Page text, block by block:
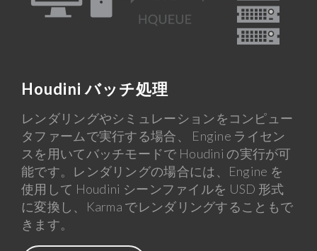
Houdini バッチ処理
レンダリングやシミュレーションをコンピュー
タファームで実行する場合、 Engine ライセン
スを用いてバッチモードで Houdini の実行が可
能です。レンダリングの場合には、Engine を
使用して Houdini シーンファイルを USD 形式
に変換し、Karma でレンダリングすることもで
きます。